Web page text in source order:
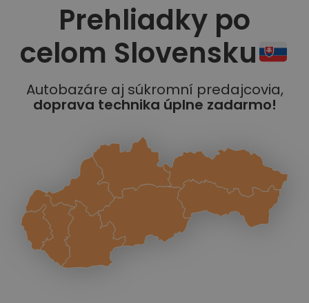
Prehliadky po
celom Slovensku
Autobazáre aj súkromní predajcovia,
doprava technika úplne zadarmo!